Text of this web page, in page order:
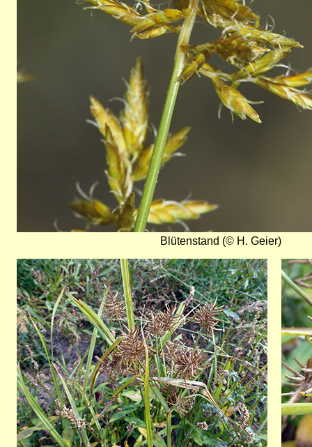
Blütenstand (© H. Geier)
Bild
Bild